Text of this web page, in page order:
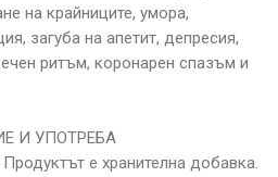
на крайниците, умора,
загуба на апетит, депресия,
ритъм, коронарен спазъм и
И УПОТРЕБА
е хранителна добавка.